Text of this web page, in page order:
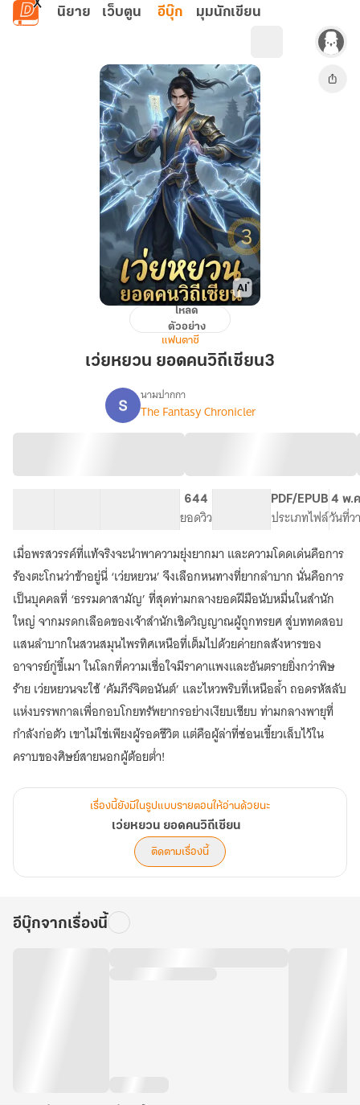
ข้ามไปยังเนื้อหาหลัก
นิยาย เว็บตูน อีบุ๊ก มุมนักเขียน
ยอด
วิถี
เซียน3
โหลด
ตัวอย่าง
แฟนตาซี
เว่ยหยวน ยอดคนวิถีเซียน3
เรื่อง
หยวน
คน
วิถี
เซียน
นามปากกา
The Fantasy Chronicler
644
ยอดวิว
PDF/EPUB
ประเภทไฟล์
4 พ.
วันที่ว
เมื่อพรสวรรค์ที่แท้จริงจะนำพาความยุ่งยากมา และความโดดเด่นคือการ
ร้องตะโกนว่าข้าอยู่นี่ ‘เว่ยหยวน’ จึงเลือกหนทางที่ยากลำบาก นั่นคือการ
เป็นบุคคลที่ ‘ธรรมดาสามัญ’ ที่สุดท่ามกลางยอดฝีมือนับหมื่นในสำนัก
ใหญ่ จากมรดกเลือดของเจ้าสำนักเชิดวิญญาณผู้ถูกทรยศ สู่บททดสอบ
แสนลำบากในสวนสมุนไพรทิศเหนือที่เต็มไปด้วยค่ายกลสังหารของ
อาจารย์กู่ขี้เมา ในโลกที่ความเชื่อใจมีราคาแพงและอันตรายยิ่งกว่าพิษ
ร้าย เว่ยหยวนจะใช้ ‘คัมภีร์จิตอนันต์’ และไหวพริบที่เหนือล้ำ ถอดรหัสลับ
แห่งบรรพกาลเพื่อกอบโกยทรัพยากรอย่างเงียบเชียบ ท่ามกลางพายุที่
กำลังก่อตัว เขาไม่ใช่เพียงผู้รอดชีวิต แต่คือผู้ล่าที่ซ่อนเขี้ยวเล็บไว้ใน
คราบของศิษย์สายนอกผู้ต้อยต่ำ!
เรื่องนี้ยังมีในรูปแบบรายตอนให้อ่านด้วยนะ
เว่ยหยวน ยอดคนวิถีเซียน
ติดตามเรื่องนี้
อีบุ๊กจากเรื่องนี้